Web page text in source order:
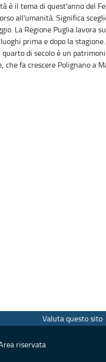
è il tema di quest'anno del
all'umanità. Significa
La Regione Puglia lavora
prima e dopo la
di secolo è un
fa crescere Polignano a
Valuta questo sito
riservata